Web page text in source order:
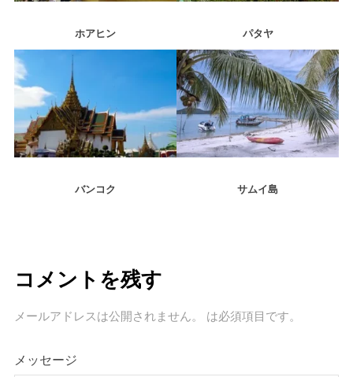
ホアヒン パタヤ
バンコク サムイ島
コメントを残す
メールアドレスは公開されません。 は必須項目です。
メッセージ